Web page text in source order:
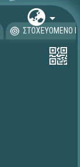
ΣΤΟΧΕΥΟΜΕΝΟ